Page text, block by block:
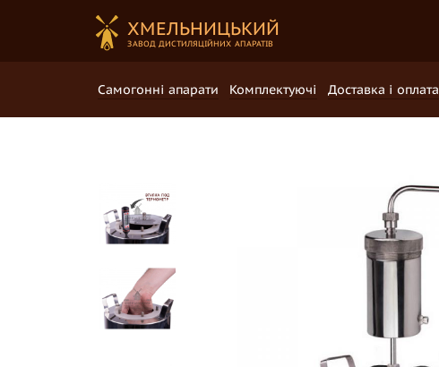
ХМЕЛЬНИЦЬКИЙ
ЗАВОД ДИCTИЛЯЦІЙНИХ АПАРАТІВ
Самогонні апарати Комплектуючі Доставка і оплата